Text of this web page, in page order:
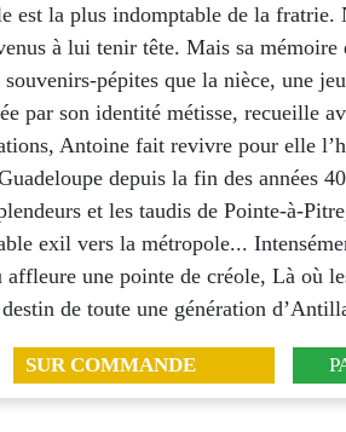
est la plus indomptable de la
à lui tenir tête. Mais sa mémoire
pépites que la nièce, une
par son identité métisse, recueille
Antoine fait revivre pour elle
depuis la fin des années
et les taudis de Pointe-à-
exil vers la métropole...
affleure une pointe de créole, Là où
de toute une génération
SUR COMMANDE